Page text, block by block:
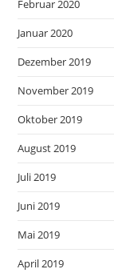
Februar 2020
Januar 2020
Dezember 2019
November 2019
Oktober 2019
August 2019
Juli 2019
Juni 2019
Mai 2019
April 2019